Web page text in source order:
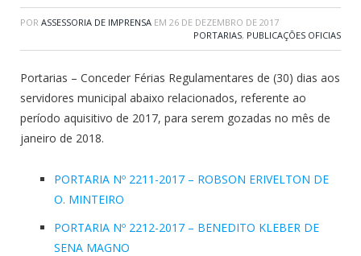
POR ASSESSORIA DE IMPRENSA EM 26 DE DEZEMBRO DE 2017
PORTARIAS, PUBLICAÇÕES OFICIAS
Portarias – Conceder Férias Regulamentares de (30) dias aos
servidores municipal abaixo relacionados, referente ao
período aquisitivo de 2017, para serem gozadas no mês de
janeiro de 2018.
PORTARIA Nº 2211-2017 – ROBSON ERIVELTON DE
O. MINTEIRO
PORTARIA Nº 2212-2017 – BENEDITO KLEBER DE
SENA MAGNO